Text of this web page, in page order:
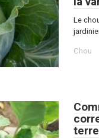
Le
Chou
terre